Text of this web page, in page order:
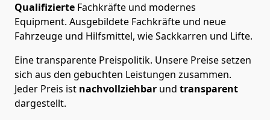
Qualifizierte Fachkräfte und modernes
Equipment. Ausgebildete Fachkräfte und neue
Fahrzeuge und Hilfsmittel, wie Sackkarren und Lifte.
Eine transparente Preispolitik. Unsere Preise setzen
sich aus den gebuchten Leistungen zusammen.
Jeder Preis ist nachvollziehbar und transparent
dargestellt.